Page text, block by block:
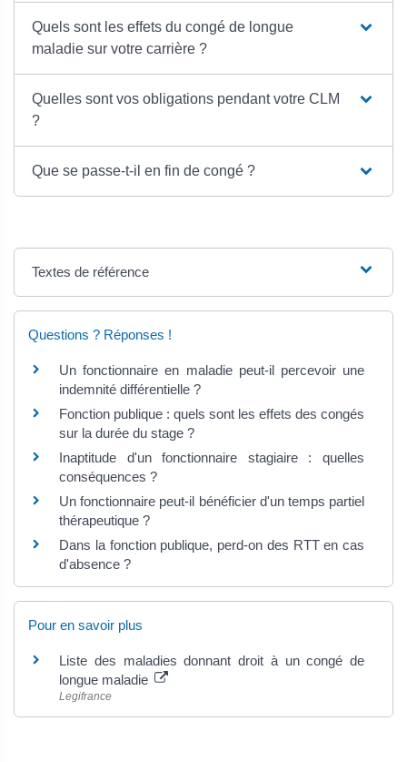
Quels sont les effets du congé de longue
maladie sur votre carrière ?
Quelles sont vos obligations pendant votre CLM
?
Que se passe-t-il en fin de congé ?
Textes de référence
Questions ? Réponses !
Un fonctionnaire en maladie peut-il percevoir une
indemnité différentielle ?
Fonction publique : quels sont les effets des congés
sur la durée du stage ?
Inaptitude d'un fonctionnaire stagiaire : quelles
conséquences ?
Un fonctionnaire peut-il bénéficier d'un temps partiel
thérapeutique ?
Dans la fonction publique, perd-on des RTT en cas
d'absence ?
Pour en savoir plus
Liste des maladies donnant droit à un congé de
longue maladie
Legifrance